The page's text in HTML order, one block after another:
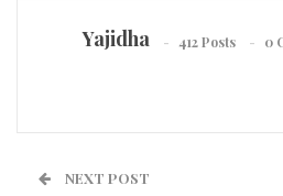
Yajidha 412 Posts 0
NEXT POST